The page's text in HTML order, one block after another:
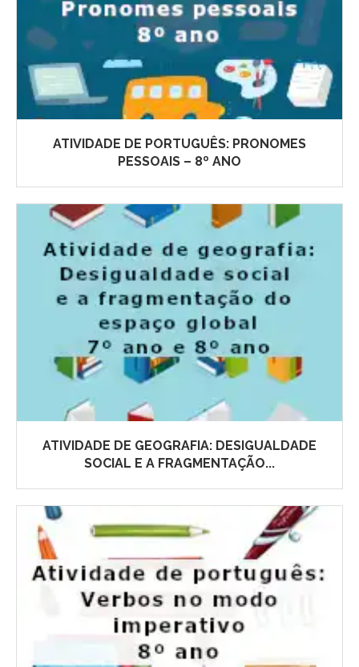
ATIVIDADE DE PORTUGUÊS: PRONOMES
PESSOAIS – 8º ANO
ATIVIDADE DE GEOGRAFIA: DESIGUALDADE
SOCIAL E A FRAGMENTAÇÃO...